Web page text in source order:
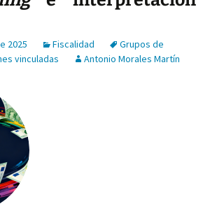
2025 Fiscalidad
Grupos de
vinculadas Antonio Morales Martín